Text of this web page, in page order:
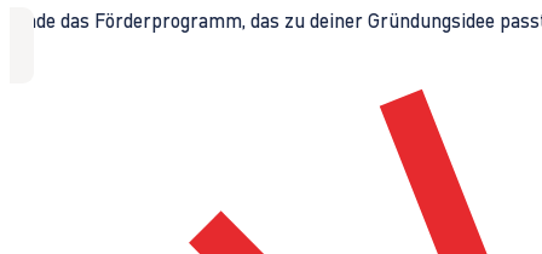
Finde das Förderprogramm, das zu deiner Gründungsidee